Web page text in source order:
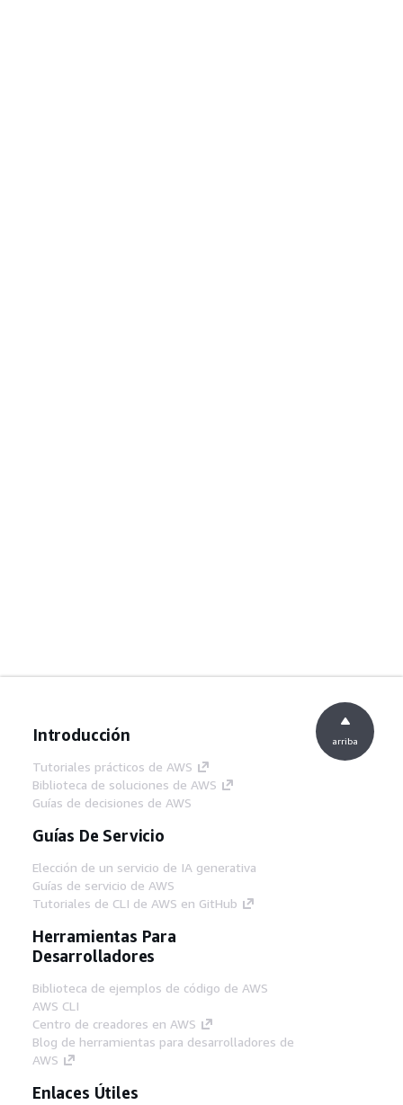
Introducción
Tutoriales prácticos de AWS
Biblioteca de soluciones de AWS
Guías de decisiones de AWS
Guías De Servicio
Elección de un servicio de IA generativa
Guías de servicio de AWS
Tutoriales de CLI de AWS en GitHub
Herramientas Para
Desarrolladores
Biblioteca de ejemplos de código de AWS
AWS CLI
Centro de creadores en AWS
Blog de herramientas para desarrolladores de
AWS
Enlaces Útiles
arriba